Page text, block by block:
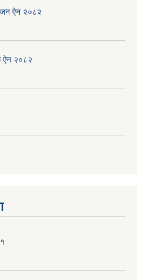
ऐन २०८२
ऐन २०८२